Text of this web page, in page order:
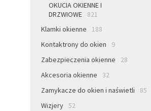
OKUCIA OKIENNE I
DRZWIOWE
821
Klamki okienne
188
Kontaktrony do okien
9
Zabezpieczenia okienne
28
Akcesoria okienne
32
Zamykacze do okien i naświetli
85
Wizjery 52